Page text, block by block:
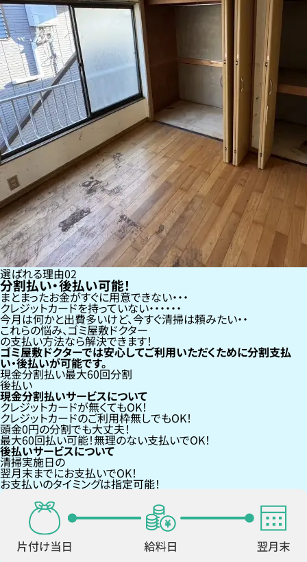
選ばれる理由02
分割払い・後払い可能！
まとまったお金がすぐに用意できない
クレジットカードを持っていない・・・
今月は何かと出費多いけど、今すぐ清掃は頼みたい
これらの悩み、ゴミ屋敷ドクター
の支払い方法なら解決できます！
ゴミ屋敷ドクターでは安心してご利用いただくために分割支払
い・後払いが可能です。
現金分割払い最大60回分割
後払い
現金分割払いサービスについて
クレジットカードが無くてもOK！
クレジットカードのご利用枠無しでもOK！
頭金0円の分割でも大丈夫！
最大60回払い可能！無理のない支払いでOK！
後払いサービスについて
清掃実施日の
翌月末までにお支払いでOK！
お支払いのタイミングは指定可能！